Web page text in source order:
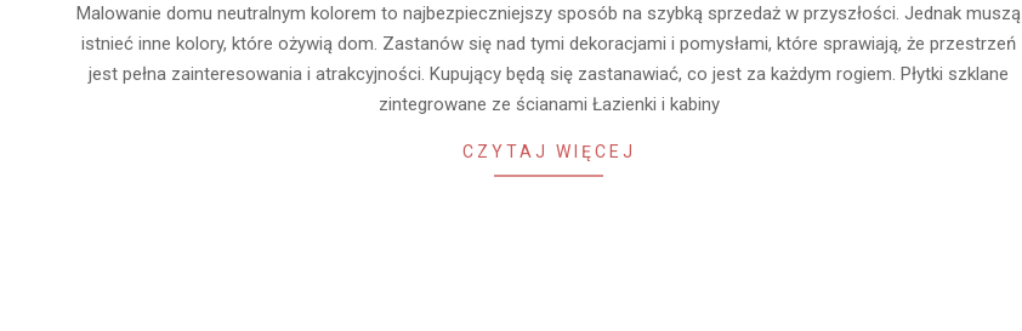
Malowanie domu neutralnym kolorem to najbezpieczniejszy sposób na szybką sprzedaż w przyszłości. Jednak muszą
istnieć inne kolory, które ożywią dom. Zastanów się nad tymi dekoracjami i pomysłami, które sprawiają, że przestrzeń
jest pełna zainteresowania i atrakcyjności. Kupujący będą się zastanawiać, co jest za każdym rogiem. Płytki szklane
zintegrowane ze ścianami Łazienki i kabiny
CZYTAJ WIĘCEJ